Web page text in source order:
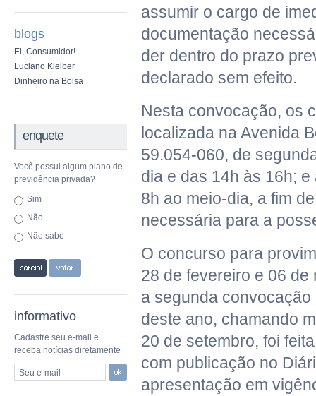
blogs
Ei, Consumidor!
Luciano Kleiber
Dinheiro na Bolsa
enquete
Você possui algum plano de
previdência privada?
Sim
Não
Não sabe
informativo
Cadastre seu e-mail e
receba notícias diretamente
Seu e-mail
assumir o cargo de
documentação
der dentro do prazo
declarado sem efeito.
Nesta convocação, os
localizada na Avenida
59.054-060, de
dia e das 14h às 16h;
8h ao meio-dia, a fim
necessária para a
O concurso para
28 de fevereiro e 06
a segunda
deste ano, chamando
20 de setembro, foi
com publicação no
apresentação em